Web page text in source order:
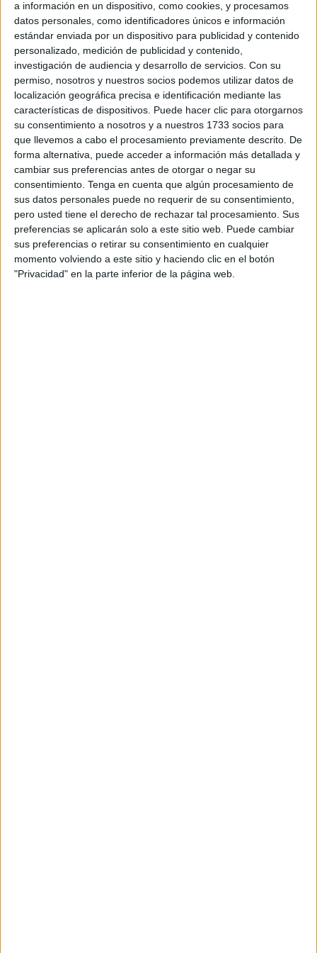
a información en un dispositivo, como cookies, y procesamos
datos personales, como identificadores únicos e información
estándar enviada por un dispositivo para publicidad y contenido
personalizado, medición de publicidad y contenido,
investigación de audiencia y desarrollo de servicios. Con su
permiso, nosotros y nuestros socios podemos utilizar datos de
localización geográfica precisa e identificación mediante las
características de dispositivos. Puede hacer clic para otorgarnos
su consentimiento a nosotros y a nuestros 1733 socios para
que llevemos a cabo el procesamiento previamente descrito. De
forma alternativa, puede acceder a información más detallada y
cambiar sus preferencias antes de otorgar o negar su
consentimiento. Tenga en cuenta que algún procesamiento de
sus datos personales puede no requerir de su consentimiento,
pero usted tiene el derecho de rechazar tal procesamiento. Sus
preferencias se aplicarán solo a este sitio web. Puede cambiar
sus preferencias o retirar su consentimiento en cualquier
momento volviendo a este sitio y haciendo clic en el botón
"Privacidad" en la parte inferior de la página web.
quitaron hasta dos bragas mías"
Este martes A.K. declaró por videoconferencia para
defender su inocencia. Dijo que los dulces que portaba
eran sin azúcar y que son los únicos que podía comer
porque estaba recién operada.
Narró que cuando el agente le indicó que debía arrojarlos
al contenedor ella se negó, lo que derivó en su arresto.
Aquí es donde chocan las versiones. La acusada
manifiesta que le agredieron y que ella solo dijo que si no
podía entrar en Ceuta con esos productos prefería volver
a Marruecospara no perder el dinero, algo que se le
impidió hacer.
“No puedo agarrar ni agredir a nadie, estoy mala, no tengo
fuerza”, se defendió. Indicó que solo llevaba unas dulces